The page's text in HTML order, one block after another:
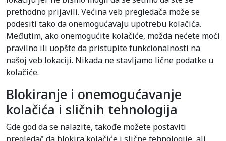
prethodno prijavili. Većina veb pregledača može se
podesiti tako da onemogućavaju upotrebu kolačića.
Međutim, ako onemogućite kolačiće, možda nećete moći
pravilno ili uopšte da pristupite funkcionalnosti na
našoj veb lokaciji. Nikada ne stavljamo lične podatke u
kolačiće.
Blokiranje i onemogućavanje
kolačića i sličnih tehnologija
Gde god da se nalazite, takođe možete postaviti